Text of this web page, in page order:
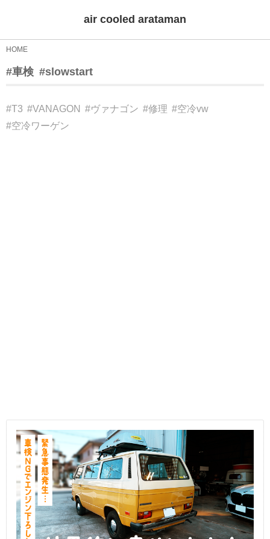
air cooled arataman
HOME
#車検 #slowstart
#T3 #VANAGON #ヴァナゴン #修理 #空冷vw
#空冷ワーゲン